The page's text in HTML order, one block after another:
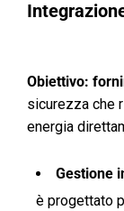
Obiettivo:
sicurezza che
energia
Gestione
è progettato